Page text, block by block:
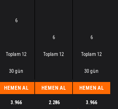
6
Toplam 12
30 gün
HEMEN AL
3.966
6
Toplam 12
HEMEN AL
2.286
6
Toplam 12
30 gün
HEMEN AL
3.966